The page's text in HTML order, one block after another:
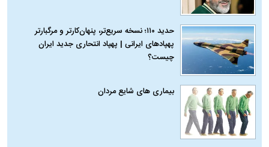
حدید ۱۱۰؛ نسخه سریع‌تر، پنهان‌کارتر و مرگبارتر
پهپادهای ایرانی | پهپاد انتحاری جدید ایران
چیست؟
بیماری‌ های شایع مردان